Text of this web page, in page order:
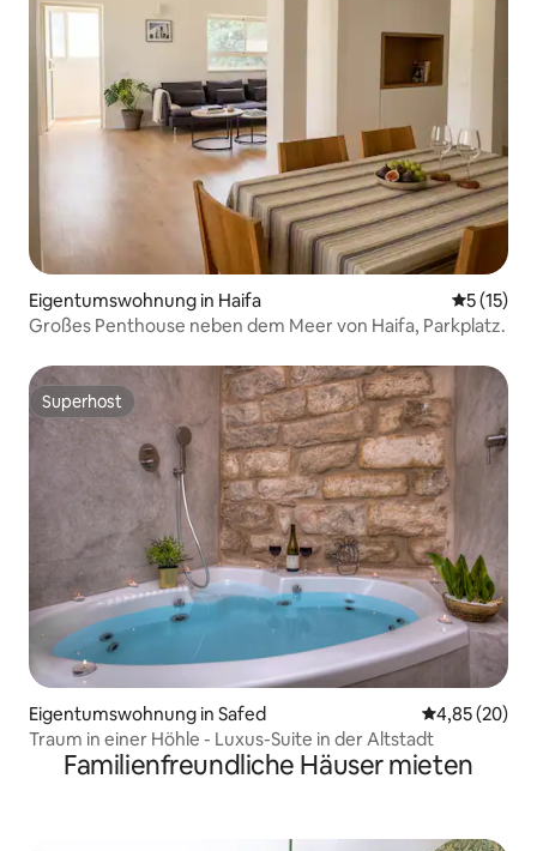
Eigentumswohnung in Haifa
5 (15)
Großes Penthouse neben dem Meer von Haifa, Parkplatz.
Superhost
Superhost
Eigentumswohnung in Safed
4,85 (20)
Traum in einer Höhle - Luxus-Suite in der Altstadt
Familienfreundliche Häuser mieten